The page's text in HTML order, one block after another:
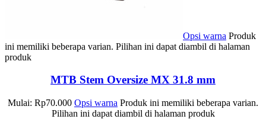
Opsi warna Produk
ini memiliki beberapa varian. Pilihan ini dapat diambil di halaman
produk
MTB Stem Oversize MX 31.8 mm
Mulai: Rp70.000 Opsi warna Produk ini memiliki beberapa varian.
Pilihan ini dapat diambil di halaman produk